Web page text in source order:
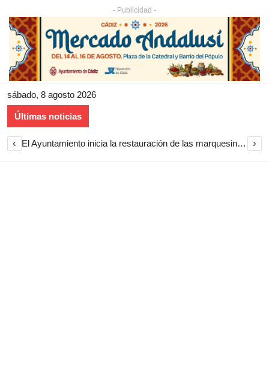
- Publicidad -
sábado, 8 agosto 2026
Últimas noticias
‹ El Ayuntamiento inicia la restauración de las marquesinas de Plaza Esteve para volver a instalarlas en el centro de Jerez ›